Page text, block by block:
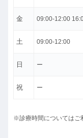
金 09:00-12:00
土 09:00-12:00
日 ー
祝 ー
※診療時間についてはご